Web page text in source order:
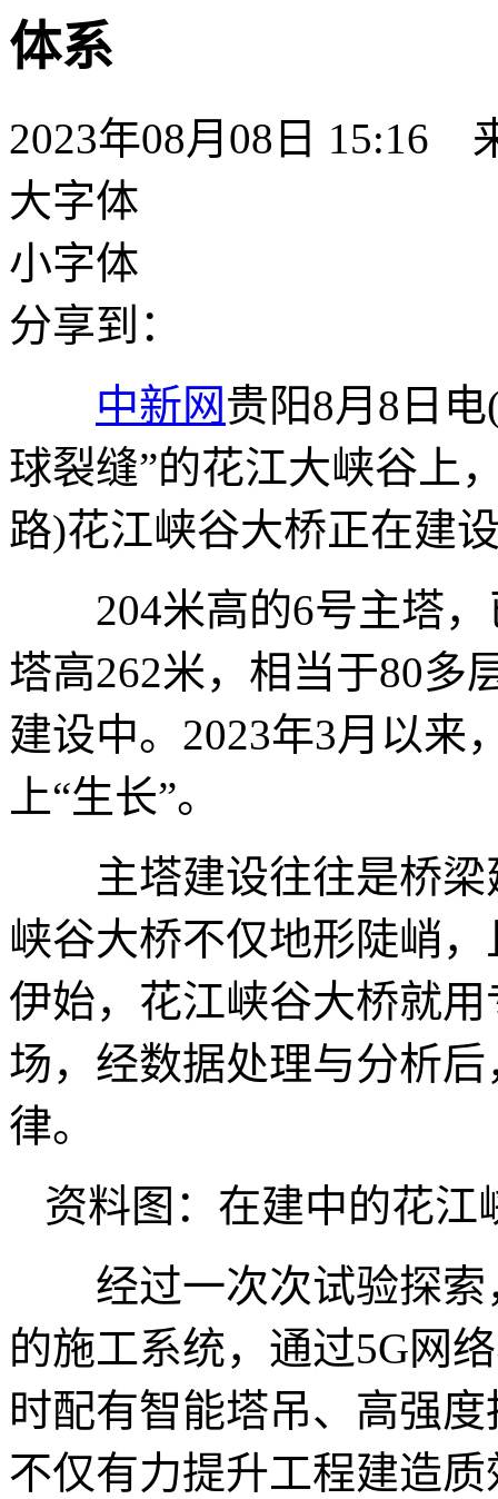
体系
2023年08月08日 15:16
大字体
小字体
分享到：
中新网贵阳8月8日
球裂缝”的花江大峡谷上
路)花江峡谷大桥正在建
204米高的6号主塔，
塔高262米，相当于80多
建设中。2023年3月以来
上“生长”。
主塔建设往往是桥梁
峡谷大桥不仅地形陡峭
伊始，花江峡谷大桥就
场，经数据处理与分析
律。
资料图：在建中的花江
经过一次次试验探索
的施工系统，通过5G网
时配有智能塔吊、高强
不仅有力提升工程建造